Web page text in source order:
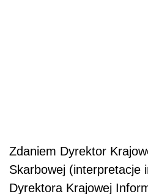
Zdaniem Dyrektor
Skarbowej (interpretacje
Dyrektora Krajowej